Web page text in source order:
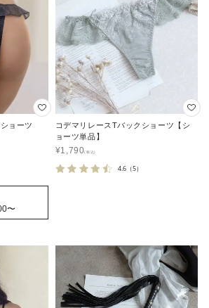
ョーツ
〜
コデマリレースTバックショーツ【シ
ョーツ単品】
¥1,790
4.6（5）